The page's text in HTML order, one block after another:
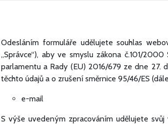
Odesláním formuláře udělujete souhlas
„Správce“), aby ve smyslu zákona č.101/
parlamentu a Rady (EU) 2016/679 ze dne 27.
těchto údajů a o zrušení směrnice 95/46/ES
e-mail
S výše uvedeným zpracováním udělujete